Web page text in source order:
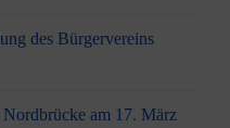
des Bürgervereins
Nordbrücke am 17. März